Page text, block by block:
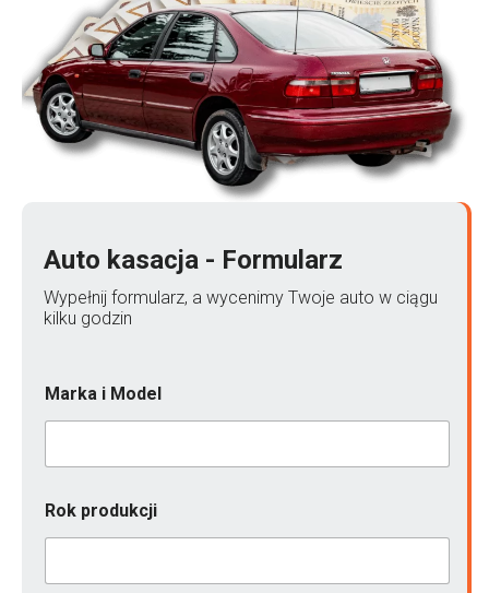
Auto kasacja - Formularz
Wypełnij formularz, a wycenimy Twoje auto w ciągu
kilku godzin
Marka i Model
m
a
l
Rok produkcji